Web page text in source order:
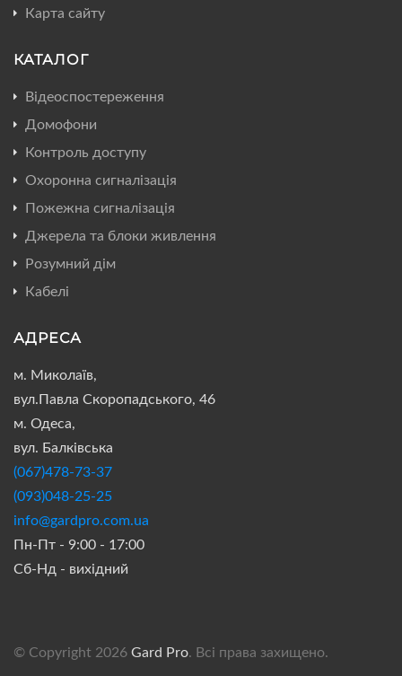
Карта сайту
КАТАЛОГ
Відеоспостереження
Домофони
Контроль доступу
Охоронна сигналізація
Пожежна сигналізація
Джерела та блоки живлення
Розумний дім
Кабелі
АДРЕСА
м. Миколаїв,
вул.Павла Скоропадського, 46
м. Одеса,
вул. Балківська
(067)478-73-37
(093)048-25-25
info@gardpro.com.ua
Пн-Пт - 9:00 - 17:00
Сб-Нд - вихідний
© Copyright 2026 Gard Pro. Всі права захищено.